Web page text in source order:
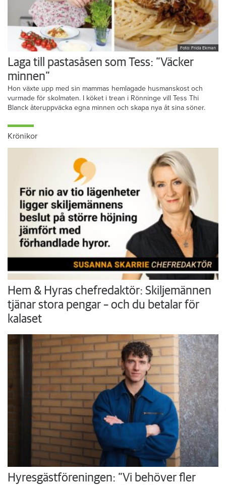
Foto: Frida Ekman
Laga till pastasåsen som Tess: ”Väcker
minnen”
Hon växte upp med sin mammas hemlagade husmanskost och
vurmade för skolmaten. I köket i trean i Rönninge vill Tess Thi
Blanck återuppväcka egna minnen och skapa nya åt sina söner.
Krönikor
Hem & Hyras chefredaktör: Skiljemännen
tjänar stora pengar – och du betalar för
kalaset
Hyresgästföreningen: ”Vi behöver fler